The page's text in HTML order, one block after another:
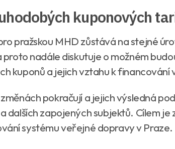
kuponových
pražskou MHD zůstává na stejné
proto nadále diskutuje o možném
kuponů a jejich vztahu k
pokračují a jejich výsledná
dalších zapojených subjektů. Cílem
systému veřejné dopravy v Praze.